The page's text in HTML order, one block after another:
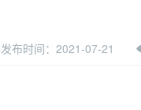
发布时间：2021-07-21